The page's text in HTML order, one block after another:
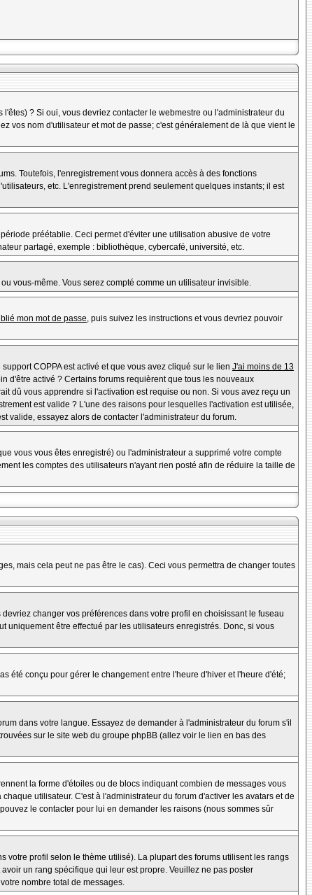
? Si oui, vous devriez contacter le webmestre ou l'administrateur du
vos nom d'utilisateur et mot de passe; c'est généralement de là que vient le
Toutefois, l'enregistrement vous donnera accès à des fonctions
etc. L'enregistrement prend seulement quelques instants; il est
préétablie. Ceci permet d'éviter une utilisation abusive de votre
partagé, exemple : bibliothèque, cybercafé, université, etc.
vous-même. Vous serez compté comme un utilisateur invisible.
mon mot de passe, puis suivez les instructions et vous devriez pouvoir
COPPA est activé et que vous avez cliqué sur le lien J'ai moins de 13
d'être activé ? Certains forums requièrent que tous les nouveaux
dû vous apprendre si l'activation est requise ou non. Si vous avez reçu un
est valide ? L'une des raisons pour lesquelles l'activation est utilisée,
valide, essayez alors de contacter l'administrateur du forum.
vous vous êtes enregistré) ou l'administrateur a supprimé votre compte
les comptes des utilisateurs n'ayant rien posté afin de réduire la taille de
mais cela peut ne pas être le cas). Ceci vous permettra de changer toutes
changer vos préférences dans votre profil en choisissant le fuseau
uniquement être effectué par les utilisateurs enregistrés. Donc, si vous
été conçu pour gérer le changement entre l'heure d'hiver et l'heure d'été;
dans votre langue. Essayez de demander à l'administrateur du forum s'il
sur le site web du groupe phpBB (allez voir le lien en bas des
la forme d'étoiles ou de blocs indiquant combien de messages vous
utilisateur. C'est à l'administrateur du forum d'activer les avatars et de
le contacter pour lui en demander les raisons (nous sommes sûr
votre profil selon le thème utilisé). La plupart des forums utilisent les rangs
un rang spécifique qui leur est propre. Veuillez ne pas poster
nombre total de messages.